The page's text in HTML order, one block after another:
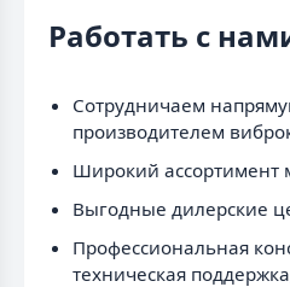
Работать с
Сотрудничаем
производителем
Широкий ассортимент
Выгодные дилерские
Профессиональная
техническая